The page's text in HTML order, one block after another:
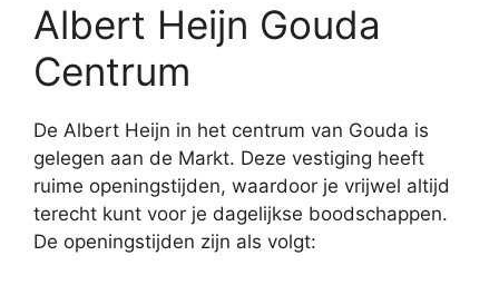
Albert Heijn Gouda
Centrum
De Albert Heijn in het centrum van Gouda is
gelegen aan de Markt. Deze vestiging heeft
ruime openingstijden, waardoor je vrijwel altijd
terecht kunt voor je dagelijkse boodschappen.
De openingstijden zijn als volgt: